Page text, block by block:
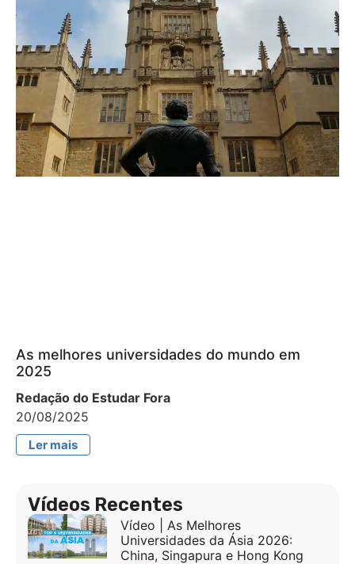
As melhores universidades do mundo em
2025
Redação do Estudar Fora
20/08/2025
Ler mais
Vídeos Recentes
Vídeo | As Melhores
Universidades da Ásia 2026:
China, Singapura e Hong Kong